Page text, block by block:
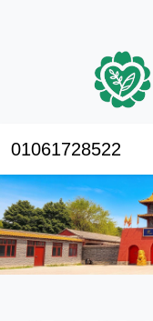
01061728522